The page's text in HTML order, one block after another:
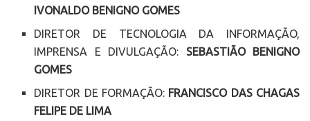
IVONALDO BENIGNO GOMES
DIRETOR DE TECNOLOGIA DA INFORMAÇÃO,
IMPRENSA E DIVULGAÇÃO: SEBASTIÃO BENIGNO
GOMES
DIRETOR DE FORMAÇÃO: FRANCISCO DAS CHAGAS
FELIPE DE LIMA